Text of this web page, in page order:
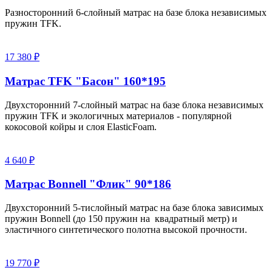
Разносторонний 6-слойный матрас на базе блока независимых
пружин TFK.
17 380 ₽
Матрас TFK "Басон" 160*195
Двухсторонний 7-слойный матрас на базе блока независимых
пружин TFK и экологичных материалов - популярной
кокосовой койры и слоя ElasticFoam.
4 640 ₽
Матрас Bonnell "Флик" 90*186
Двухсторонний 5-тислойный матрас на базе блока зависимых
пружин Bonnell (до 150 пружин на квадратный метр) и
эластичного синтетического полотна высокой прочности.
19 770 ₽